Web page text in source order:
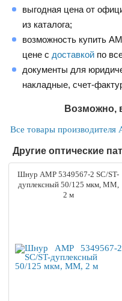
выгодная цена от
из каталога;
возможность купить
цене с доставкой по
документы для
накладные, счет-
Возможно,
Все товары производителя
Другие оптические
Шнур AMP 5349567-2 SC/ST-
дуплексный 50/125 мкм, MM,
2 м